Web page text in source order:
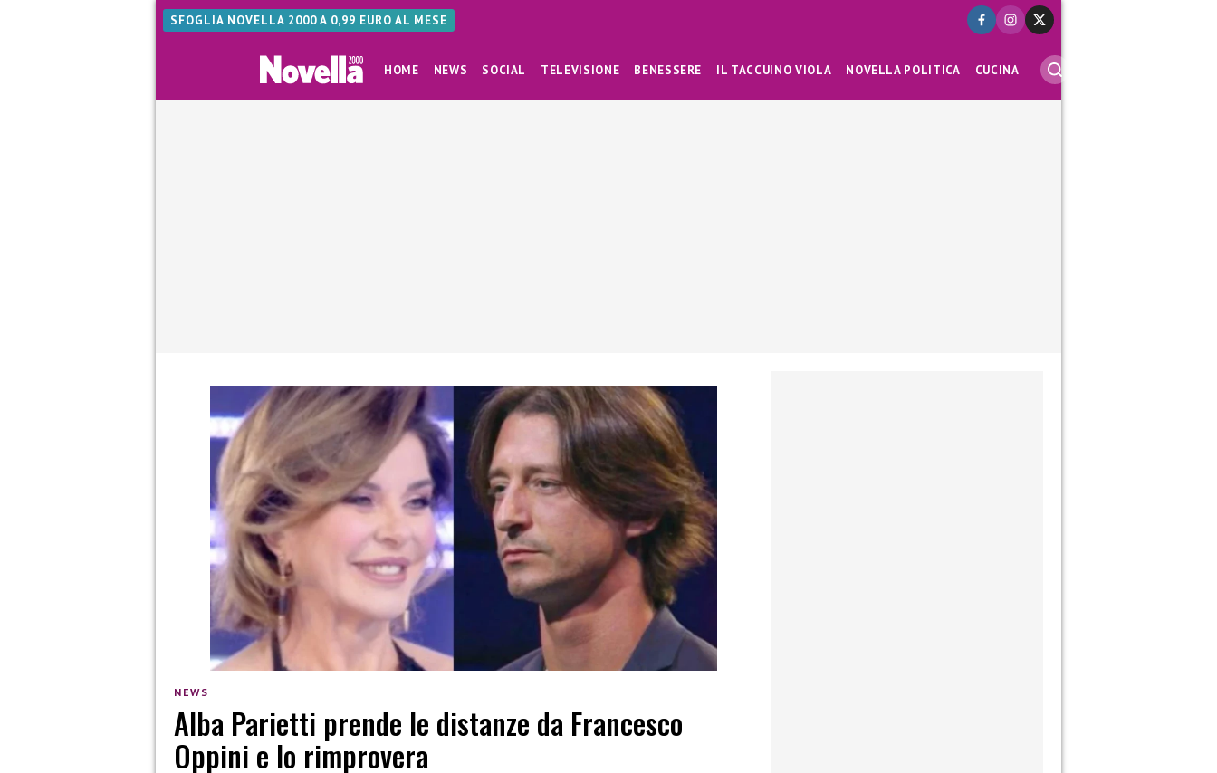
SFOGLIA NOVELLA 2000 A 0,99 EURO AL MESE
HOME NEWS SOCIAL TELEVISIONE BENESSERE IL TACCUINO VIOLA NOVELLA POLITICA CUCINA
NEWS
Alba Parietti prende le distanze da Francesco
Oppini e lo rimprovera